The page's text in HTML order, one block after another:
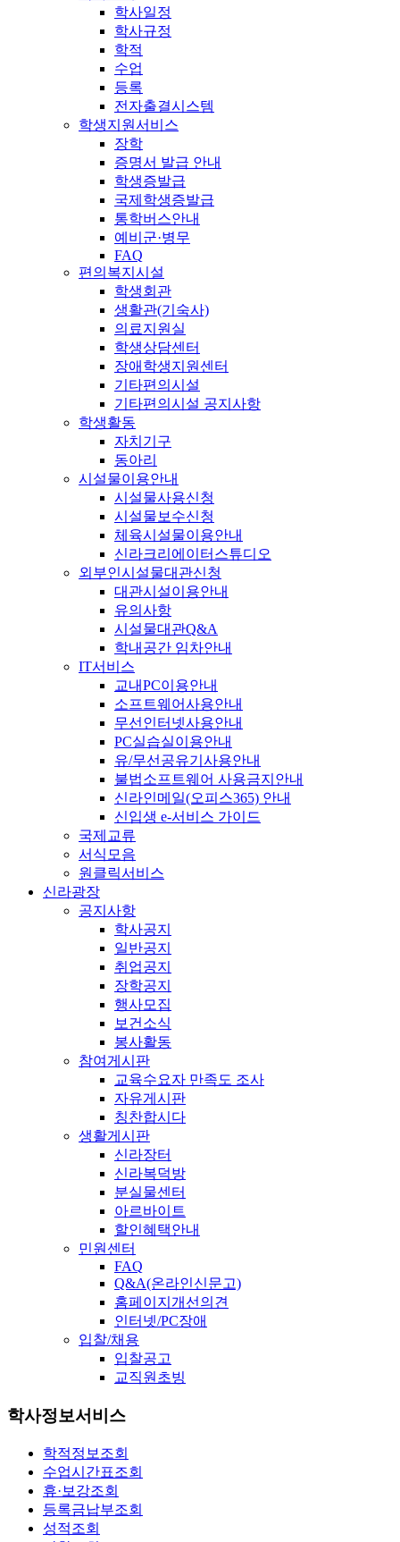
학사일정
학사규정
학적
수업
등록
전자출결시스템
학생지원서비스
장학
증명서 발급 안내
학생증발급
국제학생증발급
통학버스안내
예비군·병무
FAQ
편의복지시설
학생회관
생활관(기숙사)
의료지원실
학생상담센터
장애학생지원센터
기타편의시설
기타편의시설 공지사항
학생활동
자치기구
동아리
시설물이용안내
시설물사용신청
시설물보수신청
체육시설물이용안내
신라크리에이터스튜디오
외부인시설물대관신청
대관시설이용안내
유의사항
시설물대관Q&A
학내공간 임차안내
IT서비스
교내PC이용안내
소프트웨어사용안내
무선인터넷사용안내
PC실습실이용안내
유/무선공유기사용안내
불법소프트웨어 사용금지안내
신라인메일(오피스365) 안내
신입생 e-서비스 가이드
국제교류
서식모음
원클릭서비스
신라광장
공지사항
학사공지
일반공지
취업공지
장학공지
행사모집
보건소식
봉사활동
참여게시판
교육수요자 만족도 조사
자유게시판
칭찬합시다
생활게시판
신라장터
신라복덕방
분실물센터
아르바이트
할인혜택안내
민원센터
FAQ
Q&A(온라인신문고)
홈페이지개선의견
인터넷/PC장애
입찰/채용
입찰공고
교직원초빙
학사정보서비스
학적정보조회
수업시간표조회
휴·보강조회
등록금납부조회
성적조회